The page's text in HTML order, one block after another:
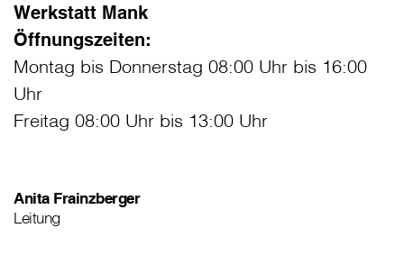
Werkstatt Mank
Öffnungszeiten:
Montag bis Donnerstag 08:00 Uhr bis 16:00
Uhr
Freitag 08:00 Uhr bis 13:00 Uhr
Anita Frainzberger
Leitung